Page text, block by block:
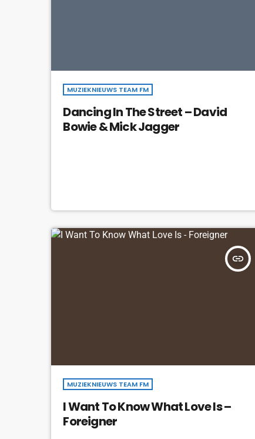
MUZIEKNIEUWS TEAM FM
Dancing In The Street – David
Bowie & Mick Jagger
insert_link
MUZIEKNIEUWS TEAM FM
I Want To Know What Love Is –
Foreigner